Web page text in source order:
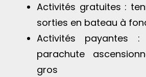
Activités gratuites :
sorties en bateau à
Activités payantes :
parachute
gros